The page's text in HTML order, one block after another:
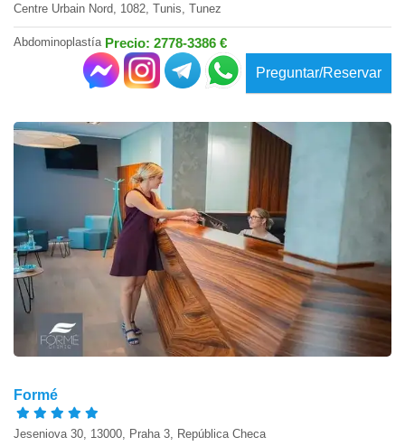
Centre Urbain Nord, 1082, Tunis, Tunez
Abdominoplastía Precio: 2778-3386 €
Preguntar/Reservar
Formé
Jeseniova 30, 13000, Praha 3, República Checa